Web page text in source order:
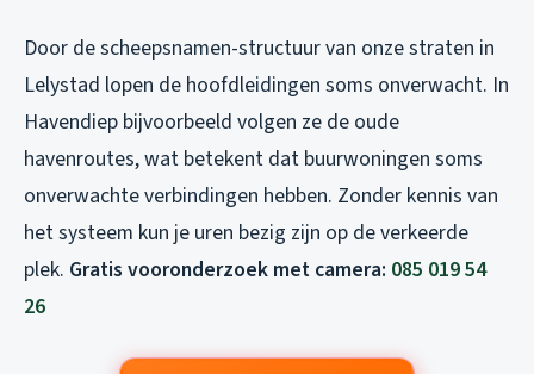
Door de scheepsnamen-structuur van onze straten in
Lelystad lopen de hoofdleidingen soms onverwacht. In
Havendiep bijvoorbeeld volgen ze de oude
havenroutes, wat betekent dat buurwoningen soms
onverwachte verbindingen hebben. Zonder kennis van
het systeem kun je uren bezig zijn op de verkeerde
plek. Gratis vooronderzoek met camera: 085 019 54
26